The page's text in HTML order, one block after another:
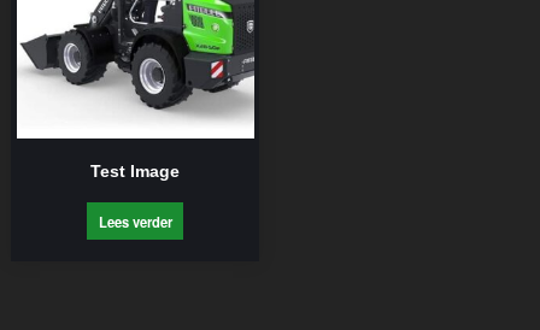
Test Image
Lees verder